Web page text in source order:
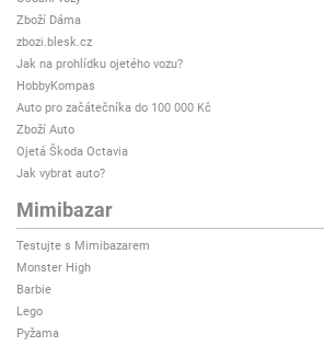
Zboží Dáma
zbozi.blesk.cz
Jak na prohlídku ojetého vozu?
HobbyKompas
Auto pro začátečníka do 100 000 Kč
Zboží Auto
Ojetá Škoda Octavia
Jak vybrat auto?
Mimibazar
Testujte s Mimibazarem
Monster High
Barbie
Lego
Pyžama